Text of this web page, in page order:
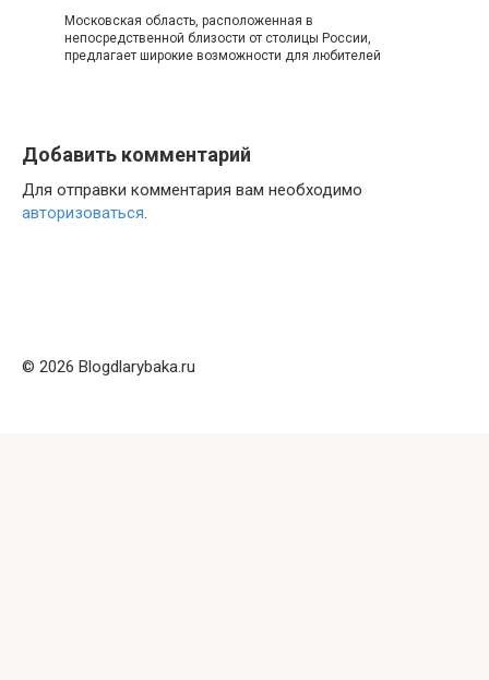
Московская область, расположенная в
непосредственной близости от столицы России,
предлагает широкие возможности для любителей
Добавить комментарий
Для отправки комментария вам необходимо
авторизоваться.
© 2026 Blogdlarybaka.ru